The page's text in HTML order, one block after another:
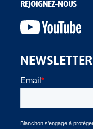
REJOIGNEZ-NOUS
NEWSLETTER